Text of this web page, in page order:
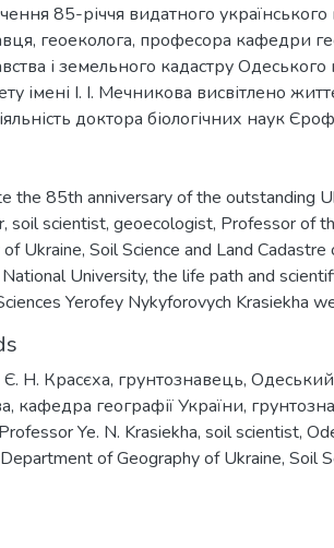
85-річчя видатного
геоеколога, професора кафедри
і земельного кадастру Одеського
імені І. І. Мечникова висвітлено
доктора біологічних наук
the 85th anniversary of the outstanding
soil scientist, geoecologist, Professor of
Ukraine, Soil Science and Land Cadastre
University, the life path and
Yerofey Nykyforovych Krasiekha
Н. Красєха, грунтознавець, Одеський
, кафедра географії України,
Professor Ye. N. Krasiekha, soil scientist,
Department of Geography of Ukraine, Soil